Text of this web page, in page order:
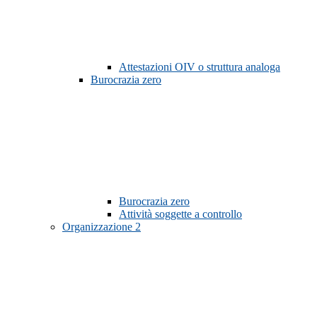
Attestazioni OIV o struttura analoga
Burocrazia zero
Burocrazia zero
Attività soggette a controllo
Organizzazione 2